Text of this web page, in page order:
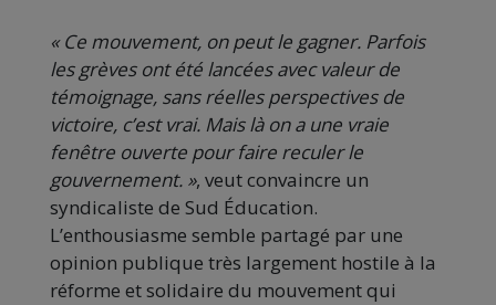
« Ce mouvement, on peut le gagner. Parfois
les grèves ont été lancées avec valeur de
témoignage, sans réelles perspectives de
victoire, c’est vrai. Mais là on a une vraie
fenêtre ouverte pour faire reculer le
gouvernement. », veut convaincre un
syndicaliste de Sud Éducation.
L’enthousiasme semble partagé par une
opinion publique très largement hostile à la
réforme et solidaire du mouvement qui